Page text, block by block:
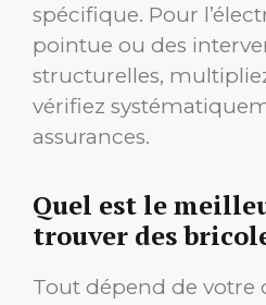
spécifique. Pour
pointue ou des
structurelles,
vérifiez
assurances.
Quel est le
trouver des
Tout dépend de votre